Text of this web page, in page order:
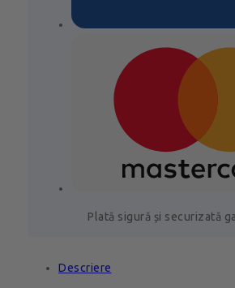
Plată sigură și securizată
Descriere